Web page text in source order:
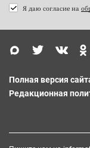
Я даю согласие на
Полная версия
Редакционная